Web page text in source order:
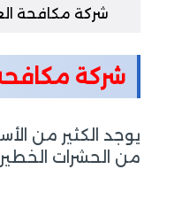
شركة مكافحة
شركة
يوجد الكثير من
من الحشرات